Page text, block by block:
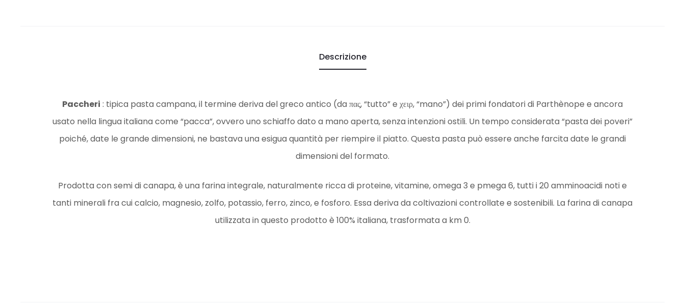
Descrizione
Paccheri : tipica pasta campana, il termine deriva del greco antico (da πας, “tutto” e χειρ, “mano”) dei primi fondatori di Parthènope e ancora
usato nella lingua italiana come “pacca”, ovvero uno schiaffo dato a mano aperta, senza intenzioni ostili. Un tempo considerata “pasta dei poveri”
poiché, date le grande dimensioni, ne bastava una esigua quantità per riempire il piatto. Questa pasta può essere anche farcita date le grandi
dimensioni del formato.
Prodotta con semi di canapa, è una farina integrale, naturalmente ricca di proteine, vitamine, omega 3 e pmega 6, tutti i 20 amminoacidi noti e
tanti minerali fra cui calcio, magnesio, zolfo, potassio, ferro, zinco, e fosforo. Essa deriva da coltivazioni controllate e sostenibili. La farina di canapa
utilizzata in questo prodotto è 100% italiana, trasformata a km 0.